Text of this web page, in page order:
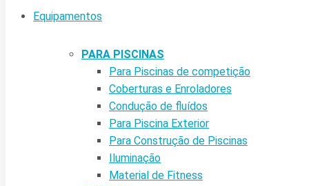
Equipamentos
PARA PISCINAS
Para Piscinas de competição
Coberturas e Enroladores
Condução de fluídos
Para Piscina Exterior
Para Construção de Piscinas
Iluminação
Material de Fitness